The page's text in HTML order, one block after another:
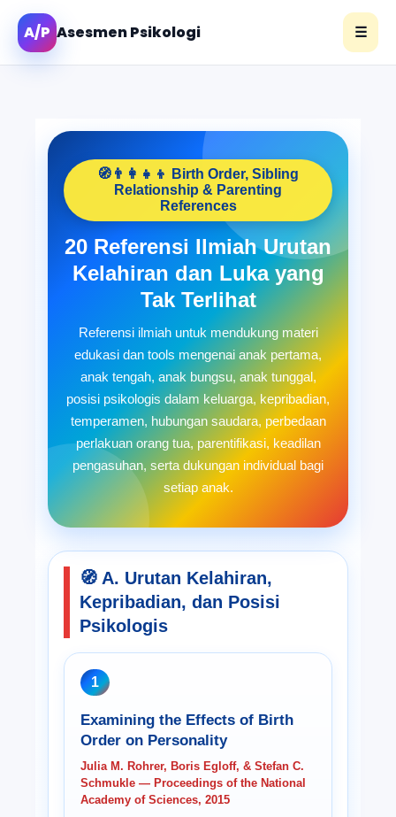
A/P Asesmen Psikologi ☰
🧭👨‍👩‍👧‍👦 Birth Order, Sibling
Relationship & Parenting
References
20 Referensi Ilmiah Urutan
Kelahiran dan Luka yang
Tak Terlihat
Referensi ilmiah untuk mendukung materi
edukasi dan tools mengenai anak pertama,
anak tengah, anak bungsu, anak tunggal,
posisi psikologis dalam keluarga, kepribadian,
temperamen, hubungan saudara, perbedaan
perlakuan orang tua, parentifikasi, keadilan
pengasuhan, serta dukungan individual bagi
setiap anak.
🧭 A. Urutan Kelahiran,
Kepribadian, dan Posisi
Psikologis
1
Examining the Effects of Birth
Order on Personality
Julia M. Rohrer, Boris Egloff, & Stefan C.
Schmukle — Proceedings of the National
Academy of Sciences, 2015